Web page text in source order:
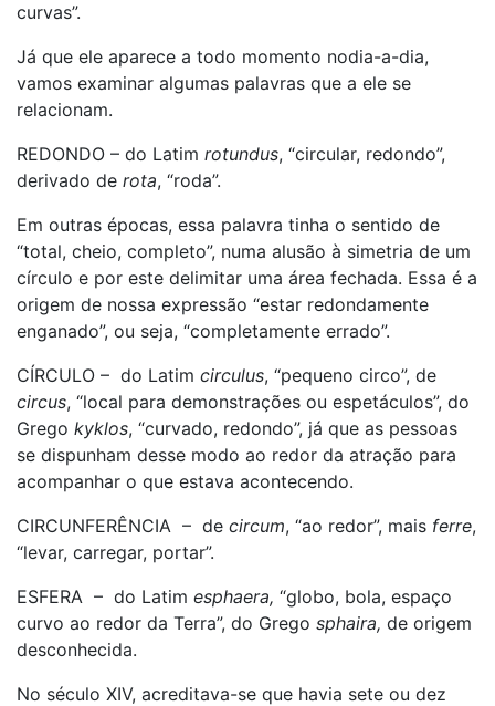
curvas”.
Já que ele aparece a todo momento nodia-a-dia,
vamos examinar algumas palavras que a ele se
relacionam.
REDONDO – do Latim rotundus, “circular, redondo”,
derivado de rota, “roda”.
Em outras épocas, essa palavra tinha o sentido de
“total, cheio, completo”, numa alusão à simetria de um
círculo e por este delimitar uma área fechada. Essa é a
origem de nossa expressão “estar redondamente
enganado”, ou seja, “completamente errado”.
CÍRCULO – do Latim circulus, “pequeno circo”, de
circus, “local para demonstrações ou espetáculos”, do
Grego kyklos, “curvado, redondo”, já que as pessoas
se dispunham desse modo ao redor da atração para
acompanhar o que estava acontecendo.
CIRCUNFERÊNCIA – de circum, “ao redor”, mais ferre,
“levar, carregar, portar”.
ESFERA – do Latim esphaera, “globo, bola, espaço
curvo ao redor da Terra”, do Grego sphaira, de origem
desconhecida.
No século XIV, acreditava-se que havia sete ou dez